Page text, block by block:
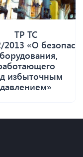
ТР ТС
2013 «О
избыточным
давлением»